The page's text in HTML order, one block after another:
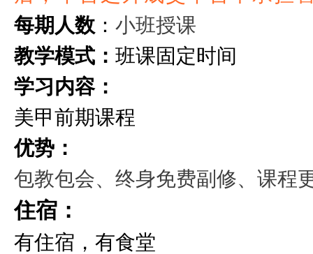
每期人数 ： 小班授课
教学模式： 班课固定时间
学习内容：
美甲前期课程
优势：
包教包会、终身免费副修、课程
住宿：
有住宿，有食堂